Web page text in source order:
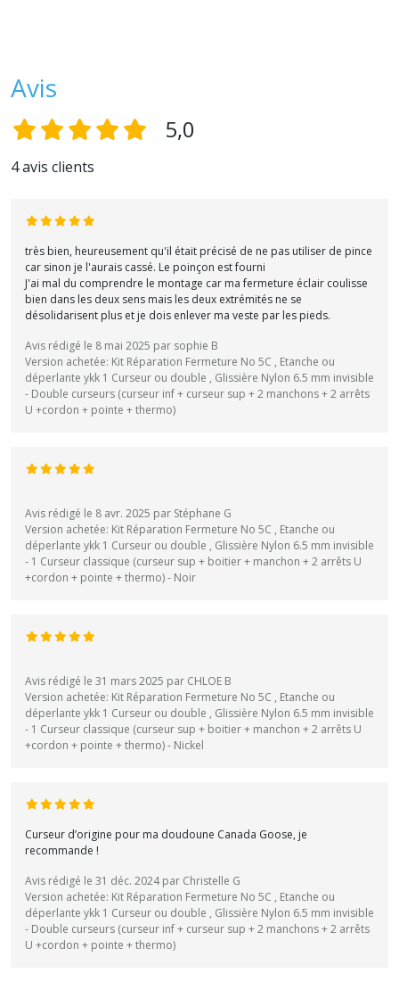
Avis
5,0
4 avis clients
très bien, heureusement qu'il était précisé de ne pas utiliser de pince
car sinon je l'aurais cassé. Le poinçon est fourni
J'ai mal du comprendre le montage car ma fermeture éclair coulisse
bien dans les deux sens mais les deux extrémités ne se
désolidarisent plus et je dois enlever ma veste par les pieds.
Avis rédigé le 8 mai 2025 par sophie B
Version achetée: Kit Réparation Fermeture No 5C , Etanche ou
déperlante ykk 1 Curseur ou double , Glissière Nylon 6.5 mm invisible
- Double curseurs (curseur inf + curseur sup + 2 manchons + 2 arrêts
U +cordon + pointe + thermo)
Avis rédigé le 8 avr. 2025 par Stéphane G
Version achetée: Kit Réparation Fermeture No 5C , Etanche ou
déperlante ykk 1 Curseur ou double , Glissière Nylon 6.5 mm invisible
- 1 Curseur classique (curseur sup + boitier + manchon + 2 arrêts U
+cordon + pointe + thermo) - Noir
Avis rédigé le 31 mars 2025 par CHLOE B
Version achetée: Kit Réparation Fermeture No 5C , Etanche ou
déperlante ykk 1 Curseur ou double , Glissière Nylon 6.5 mm invisible
- 1 Curseur classique (curseur sup + boitier + manchon + 2 arrêts U
+cordon + pointe + thermo) - Nickel
Curseur d’origine pour ma doudoune Canada Goose, je
recommande !
Avis rédigé le 31 déc. 2024 par Christelle G
Version achetée: Kit Réparation Fermeture No 5C , Etanche ou
déperlante ykk 1 Curseur ou double , Glissière Nylon 6.5 mm invisible
- Double curseurs (curseur inf + curseur sup + 2 manchons + 2 arrêts
U +cordon + pointe + thermo)